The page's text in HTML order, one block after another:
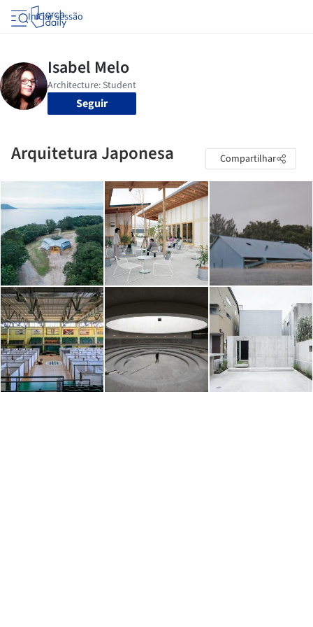
Iniciar sessão
Seguir
Arquitetura Japonesa Compartilhar